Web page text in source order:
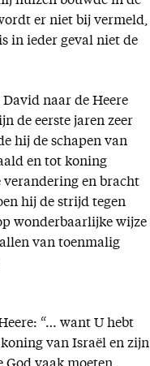
er niet bij vermeld,
in ieder geval niet de
naar de Heere
de eerste jaren zeer
hij de schapen van
en tot koning
verandering en bracht
hij de strijd tegen
wonderbaarlijke wijze
van toenmalig
“… want U hebt
van Israël en zijn